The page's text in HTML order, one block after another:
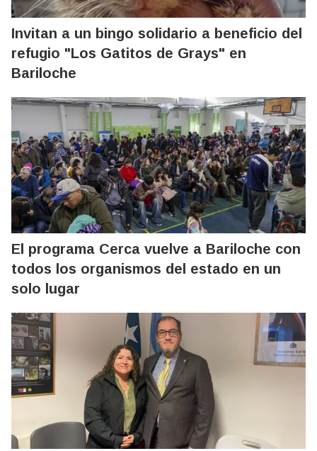
Invitan a un bingo solidario a beneficio del
refugio "Los Gatitos de Grays" en
Bariloche
El programa Cerca vuelve a Bariloche con
todos los organismos del estado en un
solo lugar